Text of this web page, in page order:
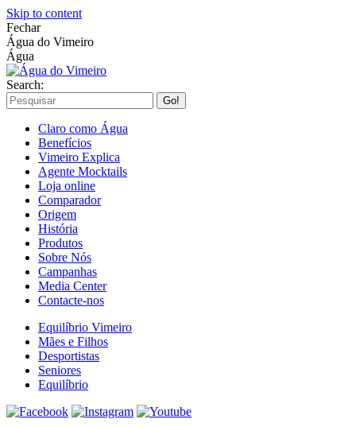
Skip to content
Fechar
Água do Vimeiro
Água
Search:
Claro como Água
Benefícios
Vimeiro Explica
Agente Mocktails
Loja online
Comparador
Origem
História
Produtos
Sobre Nós
Campanhas
Media Center
Contacte-nos
Equilíbrio Vimeiro
Mães e Filhos
Desportistas
Seniores
Equilíbrio